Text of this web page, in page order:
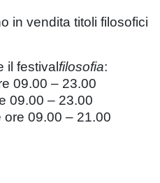
in vendita titoli filosofici
il festivalfilosofia:
09.00 – 23.00
09.00 – 23.00
09.00 – 21.00